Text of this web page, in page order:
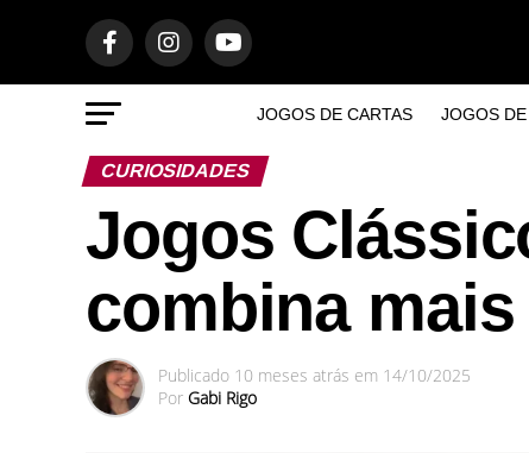
JOGOS DE CARTAS JOGOS
CURIOSIDADES
Jogos
combina
Publicado 10 meses atrás em 14/10/2025
Por Gabi Rigo